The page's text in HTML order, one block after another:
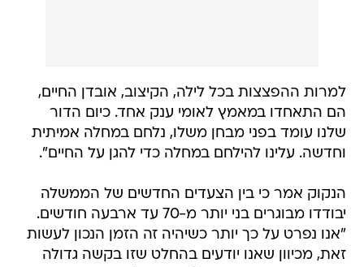
למרות ההפצצות בכל לילה, הקיצוב, אובדן החיים,
הם התאחדו במאמץ לאומי ענק אחד. כיום הדור
שלנו עומד בפני מבחן משלו, נלחם במחלה אמיתית
וחדשה. עלינו להילחם במחלה כדי להגן על החיים".
הנקוק אמר כי בין הצעדים החדשים של הממשלה
יבודדו מבוגרים בני יותר מ-70 עד ארבעה חודשים.
"אנו נפרט על כך יותר כשיהיה זה הזמן הנכון לעשות
זאת, מכיוון שאנו יודעים בהחלט שזו בקשה גדולה